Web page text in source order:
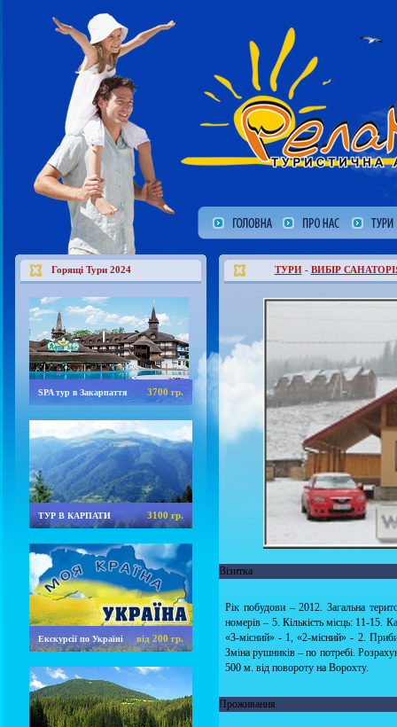
Горящі Тури 2024
SPA тур в Закарпаття 3700 гр.
ТУР В КАРПАТИ 3100 гр.
Екскурсії по Україні від 200 гр.
ТУРИ- ВИБІР
Візитка
Рік побудови – 2012. Загальна
номерів – 5. Кількість місць: 11-15.
«3-місний» - 1, «2-місний» - 2.
Зміна рушників – по потребі.
500 м. від повороту на Ворохту.
Проживання